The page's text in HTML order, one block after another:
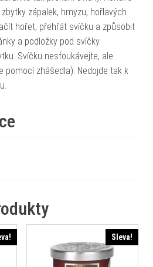
zápalek, hmyzu, hořlavých
hořet, přehřát svíčku a způsobit
a podložky pod svíčky.
Svíčku nesfoukávejte, ale
pomocí zhášedla). Nedojde tak k
Sleva!